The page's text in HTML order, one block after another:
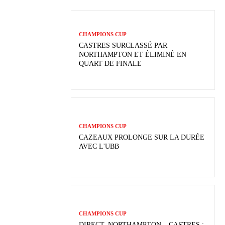
CHAMPIONS CUP
CASTRES SURCLASSÉ PAR
NORTHAMPTON ET ÉLIMINÉ EN
QUART DE FINALE
CHAMPIONS CUP
CAZEAUX PROLONGE SUR LA DURÉE
AVEC L'UBB
CHAMPIONS CUP